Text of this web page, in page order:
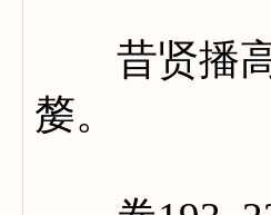
昔贤播高
嫠。